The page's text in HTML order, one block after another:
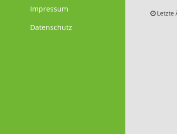
Impressum
Datenschutz
Letzte